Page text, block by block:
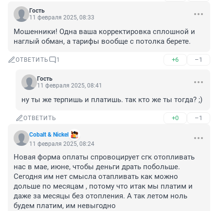
Гость
11 февраля 2025, 08:33
Мошенники! Одна ваша корректировка сплошной и
наглый обман, а тарифы вообще с потолка берете.
ОТВЕТИТЬ 1 +6 –1
Гость
11 февраля 2025, 08:41
ну ты же терпишь и платишь. так кто же ты тогда? ;)
ОТВЕТИТЬ +0 –1
Cobalt & Nickel
11 февраля 2025, 08:24
Новая форма оплаты спровоцирует сгк отопливать
нас в мае, июне, чтобы деньги драть побольше.
Сегодня им нет смысла отапливать как можно
дольше по месяцам , потому что итак мы платим и
даже за месяцы без отопления. А так летом ноль
будем платим, им невыгодно